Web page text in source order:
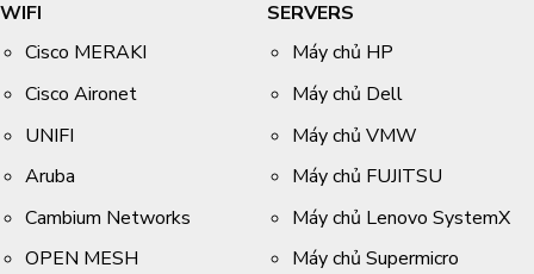
WIFI
Cisco MERAKI
Cisco Aironet
UNIFI
Aruba
Cambium Networks
OPEN MESH
SERVERS
Máy chủ HP
Máy chủ Dell
Máy chủ VMW
Máy chủ FUJITSU
Máy chủ Lenovo SystemX
Máy chủ Supermicro